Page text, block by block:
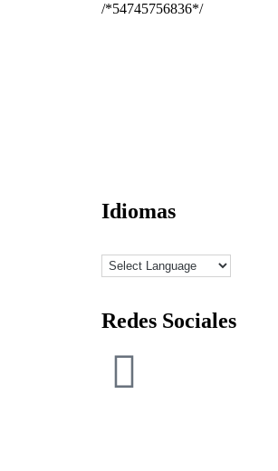
/*54745756836*/
Idiomas
Redes Sociales